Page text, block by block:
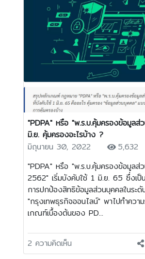
"PDPA" หรือ "พ.ร.บ.คุ้มครองข้อมูลส่
มิ.ย. คุ้มครองอะไรบ้าง ?
มิถุนายน 30, 2022
5,632
"PDPA" หรือ "พ.ร.บ.คุ้มครองข้อมูลส่
2562" เริ่มบังคับใช้ 1 มิ.ย. 65 ซึ่งเป็
การปกป้องสิทธิข้อมูลส่วนบุคคลในระดั
"กรุงเทพธุรกิจออนไลน์" พาไปทำควา
เกณฑ์เบื้องต้นของ PD...
2 ความคิดเห็น